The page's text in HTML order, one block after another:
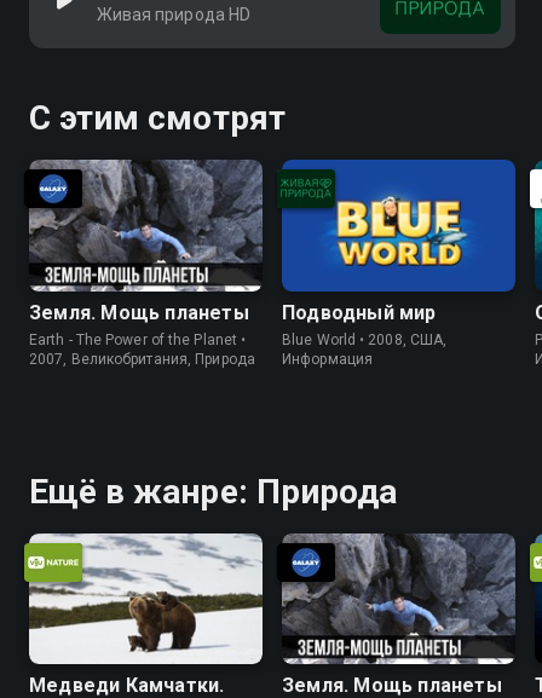
Живая природа HD
С этим смотрят
Земля. Мощь планеты
Earth - The Power of the Planet •
2007, Великобритания, Природа
Подводный мир
Blue World • 2008, США,
Информация
Ещё в жанре: Природа
Медведи Камчатки.
Земля. Мощь планеты